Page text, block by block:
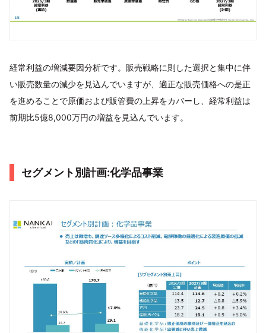
経常利益の増減要因分析です。販売戦略に則した選択と集中に伴
い販売数量の減少を見込んでいますが、適正な販売価格への是正
を進めることで原価および販管費の上昇をカバーし、経常利益は
前期比5億8,000万円の増益を見込んでいます。
セグメント別計画:化学品事業